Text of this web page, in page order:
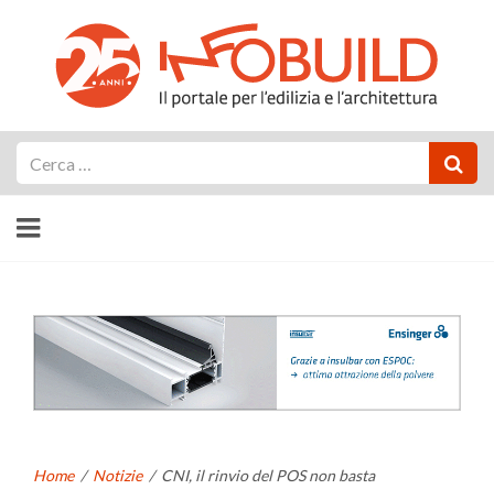
Home / Notizie / CNI, il rinvio del POS non basta